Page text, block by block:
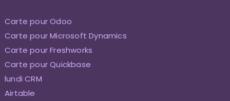
Carte pour Odoo
Carte pour Microsoft Dynamics
Carte pour Freshworks
Carte pour Quickbase
lundi CRM
Airtable